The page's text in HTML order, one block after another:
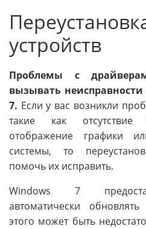
устройств
Проблемы с
вызывать
7. Если у вас возникли
такие как отсутствие
отображение графики
системы, то
помочь их исправить.
Windows 7
автоматически
этого может быть